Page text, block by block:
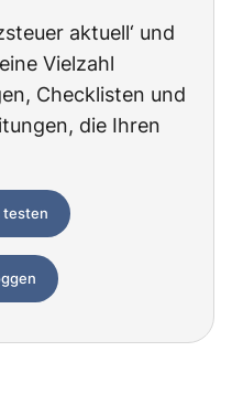
aktuell‘ und
Vielzahl
Checklisten und
die Ihren
testen